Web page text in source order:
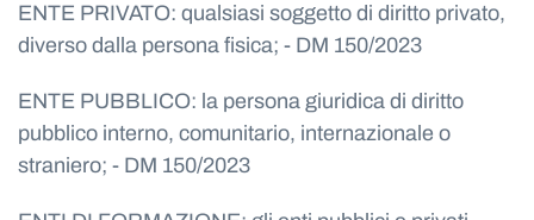
ENTE PRIVATO: qualsiasi soggetto di diritto privato,
diverso dalla persona fisica; - DM 150/2023
ENTE PUBBLICO: la persona giuridica di diritto
pubblico interno, comunitario, internazionale o
straniero; - DM 150/2023